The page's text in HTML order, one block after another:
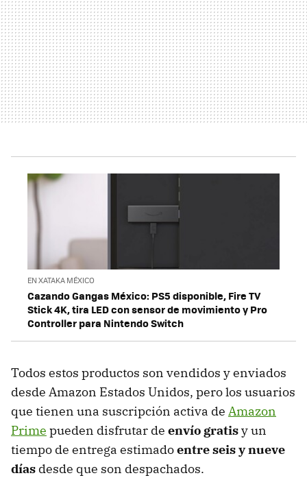
EN XATAKA MÉXICO
Cazando Gangas México: PS5 disponible, Fire TV
Stick 4K, tira LED con sensor de movimiento y Pro
Controller para Nintendo Switch
Todos estos productos son vendidos y enviados
desde Amazon Estados Unidos, pero los usuarios
que tienen una suscripción activa de Amazon
Prime pueden disfrutar de envío gratisy un
tiempo de entrega estimadoentre seis y nueve
días desde que son despachados.